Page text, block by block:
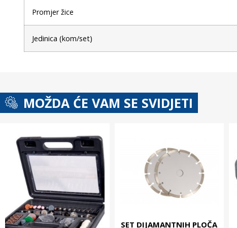
Promjer žice
Jedinica (kom/set)
MOŽDA ĆE VAM SE SVIDJETI
SET DIJAMANTNIH PLOČA